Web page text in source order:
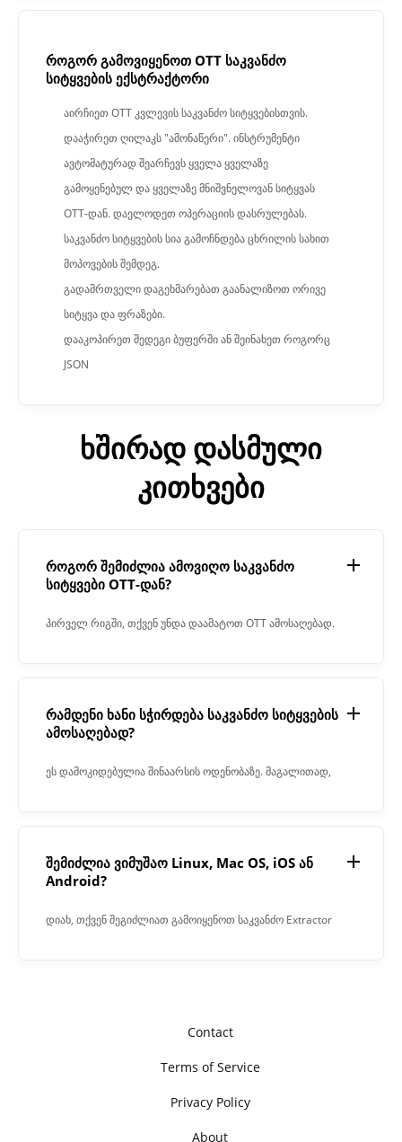
როგორ გამოვიყენოთ OTT საკვანძო
სიტყვების ექსტრაქტორი
აირჩიეთ OTT კვლევის საკვანძო სიტყვებისთვის.
დააჭირეთ ღილაკს "ამონაწერი". ინსტრუმენტი
ავტომატურად შეარჩევს ყველა ყველაზე
გამოყენებულ და ყველაზე მნიშვნელოვან სიტყვას
OTT-დან. დაელოდეთ ოპერაციის დასრულებას.
საკვანძო სიტყვების სია გამოჩნდება ცხრილის სახით
მოპოვების შემდეგ.
გადამრთველი დაგეხმარებათ გაანალიზოთ ორივე
სიტყვა და ფრაზები.
დააკოპირეთ შედეგი ბუფერში ან შეინახეთ როგორც
JSON
ხშირად დასმული
კითხვები
როგორ შემიძლია ამოვიღო საკვანძო
სიტყვები OTT-დან?
პირველ რიგში, თქვენ უნდა დაამატოთ OTT ამოსაღებად.
რამდენი ხანი სჭირდება საკვანძო სიტყვების
ამოსაღებად?
ეს დამოკიდებულია შინაარსის ოდენობაზე. მაგალითად,
შემიძლია ვიმუშაო Linux, Mac OS, iOS ან
Android?
დიახ, თქვენ შეგიძლიათ გამოიყენოთ საკვანძო Extractor
Contact
Terms of Service
Privacy Policy
About